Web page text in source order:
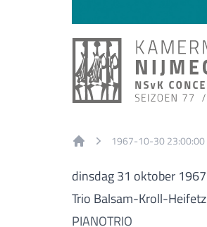
1967-10-30 23:00:00
dinsdag 31 oktober 1967
Trio Balsam-Kroll-Heifetz
PIANOTRIO